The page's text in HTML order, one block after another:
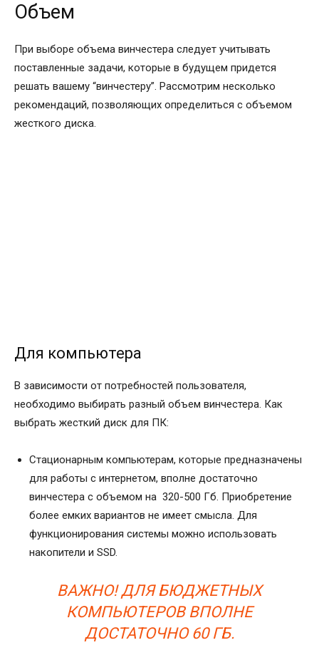
Объем
При выборе объема винчестера следует учитывать
поставленные задачи, которые в будущем придется
решать вашему “винчестеру”. Рассмотрим несколько
рекомендаций, позволяющих определиться с объемом
жесткого диска.
Для компьютера
В зависимости от потребностей пользователя,
необходимо выбирать разный объем винчестера. Как
выбрать жесткий диск для ПК:
Стационарным компьютерам, которые предназначены
для работы с интернетом, вполне достаточно
винчестера с объемом на 320-500 Гб. Приобретение
более емких вариантов не имеет смысла. Для
функционирования системы можно использовать
накопители и SSD.
ВАЖНО! ДЛЯ БЮДЖЕТНЫХ
КОМПЬЮТЕРОВ ВПОЛНЕ
ДОСТАТОЧНО 60 ГБ.